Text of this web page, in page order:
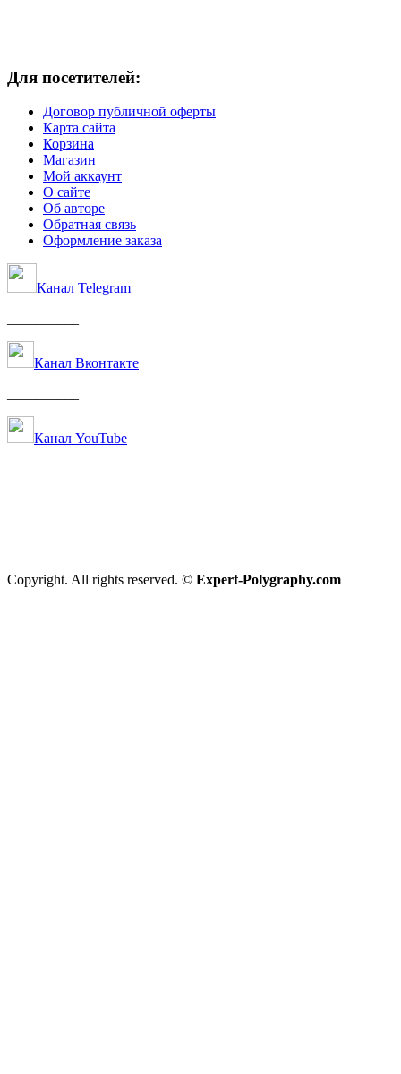
Для посетителей:
Договор публичной оферты
Карта сайта
Корзина
Магазин
Мой аккаунт
О сайте
Об авторе
Обратная связь
Оформление заказа
Канал Telegram
Канал Вконтакте
Канал YouTube
Copyright. All rights reserved. © Expert-Polygraphy.com